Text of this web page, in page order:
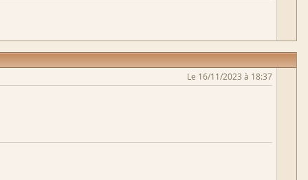
Le 16/11/2023 à 18:37